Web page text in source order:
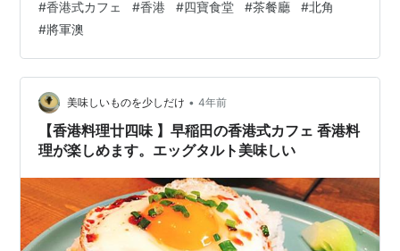
かなり遠いので、ただ用事を済ませて帰るだけだともっ
たいないと思ったのと、お昼ご飯を食べていなくてお腹
がとても空いていたので、食事をして帰ることにしまし
た。將軍澳はモールが主体の町と言った感じであまり目
新しいお店がないので、どこに行けばいいかな？と思い
ながらモール内をうろうろ。…
#香港式カフェ #香港 #四寶食堂 #茶餐廳 #北角
#將軍澳
美味しいものを少しだけ • 4年前
【香港料理廿四味 】早稲田の香港式カフェ 香港料
理が楽しめます。エッグタルト美味しい